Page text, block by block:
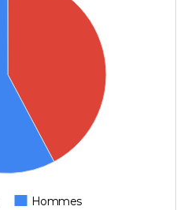
Hommes